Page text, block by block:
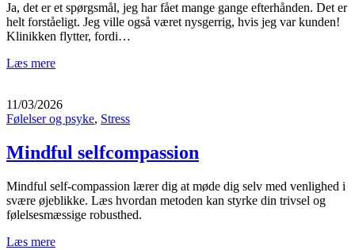
Ja, det er et spørgsmål, jeg har fået mange gange efterhånden. Det er
helt forståeligt. Jeg ville også været nysgerrig, hvis jeg var kunden!
Klinikken flytter, fordi…
Læs mere
11/03/2026
Følelser og psyke, Stress
Mindful selfcompassion
Mindful self-compassion lærer dig at møde dig selv med venlighed i
svære øjeblikke. Læs hvordan metoden kan styrke din trivsel og
følelsesmæssige robusthed.
Læs mere